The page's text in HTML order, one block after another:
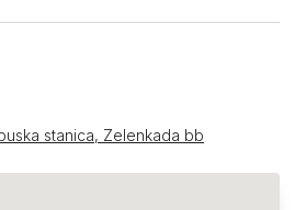
stanica, Zelenkada bb